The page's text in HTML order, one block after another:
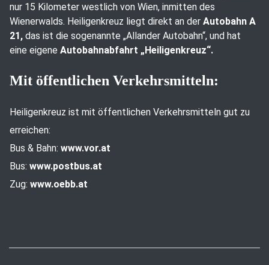
nur 15 Kilometer westlich von Wien, inmitten des
Wienerwalds. Heiligenkreuz liegt direkt an der Autobahn A
21, das ist die sogenannte „Allander Autobahn“, und hat
eine eigene Autobahnabfahrt „Heiligenkreuz“.
Mit öffentlichen Verkehrsmitteln:
Heiligenkreuz ist mit öffentlichen Verkehrsmitteln gut zu
erreichen:
Bus & Bahn: www.vor.at
Bus: www.postbus.at
Zug: www.oebb.at